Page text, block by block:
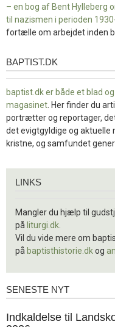
– en bog af Bent Hylleberg
til nazismen i perioden
fortælle om arbejdet inden
baptist.dk
BAPTIST.DK
baptist.dk er både et blad
magasinet . Her finder du
portrætter og reportager,
det evigtgyldige og aktuelle
kristne, og samfundet
LINKS
Mangler du hjælp til
på liturgi.dk
Vil du vide mere om
på baptisthistorie.dkog
Seneste
SENESTE NYT
jul.
Indkaldelse til